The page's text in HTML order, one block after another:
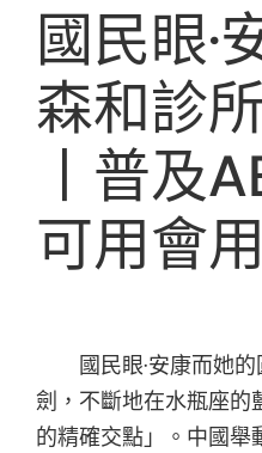
國民眼·
森和診
丨普及
可用會
國民眼·安康而她的
劍，不斷地在水瓶座
的精確交點」。中國舉